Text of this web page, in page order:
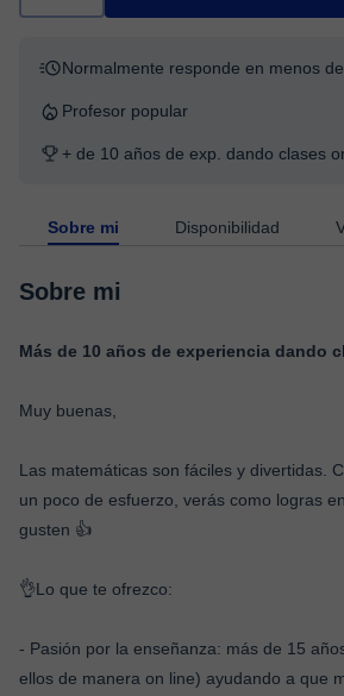
Normalmente responde en menos
Profesor popular
+ de 10 años de exp. dando clases
Sobre mi Disponibilidad
Sobre mi
Más de 10 años de experiencia dando
Muy buenas,
Las matemáticas son fáciles y divertidas.
un poco de esfuerzo, verás como logras
gusten 👍
👌Lo que te ofrezco:
- Pasión por la enseñanza: más de 15
ellos de manera on line) ayudando a que